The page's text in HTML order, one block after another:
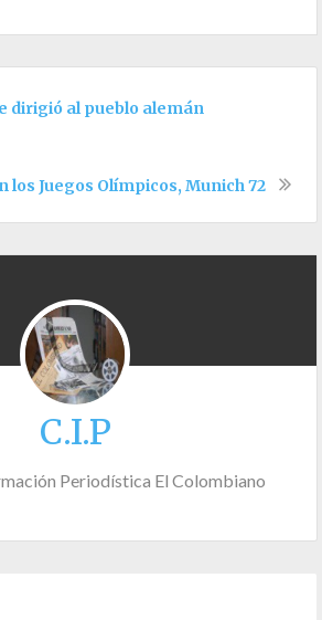
dirigió al pueblo alemán
los Juegos Olímpicos, Munich 72
C.I.P
Periodística El Colombiano